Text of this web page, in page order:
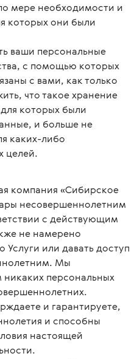
мере необходимости и
которых они были
ваши персональные
с помощью которых
с вами, как только
что такое хранение
которых были
и больше не
каких-либо
целей.
компания «Сибирское
несовершеннолетним
с действующим
не намерено
Услуги или давать доступ
Мы
персональных
и гарантируете,
и способны
настоящей